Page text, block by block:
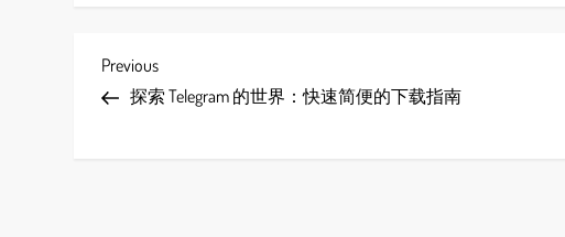
P
o
Previous
Post
Previous
探索 Telegram 的世界：快速简便的下载指南